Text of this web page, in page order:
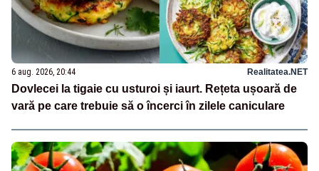
6 aug. 2026, 20:44 Realitatea.NET
Dovlecei la tigaie cu usturoi și iaurt. Rețeta ușoară de
vară pe care trebuie să o încerci în zilele caniculare